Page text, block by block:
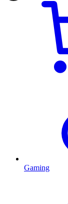
Gaming